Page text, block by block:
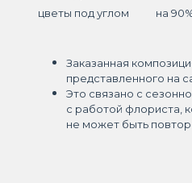
цветы под углом
на
Заказанная
представленного на
Это связано с
с работой флориста,
не может быть